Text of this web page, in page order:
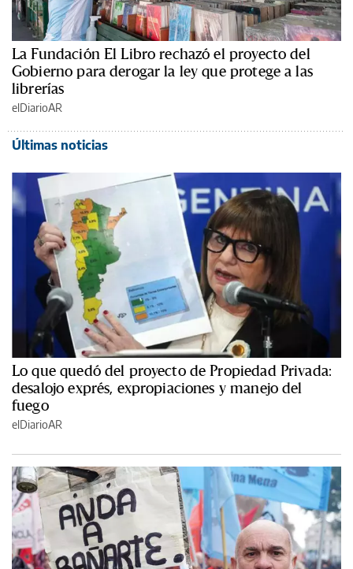
La Fundación El Libro rechazó el proyecto del
Gobierno para derogar la ley que protege a las
librerías
elDiarioAR
Últimas noticias
Lo que quedó del proyecto de Propiedad Privada:
desalojo exprés, expropiaciones y manejo del
fuego
elDiarioAR